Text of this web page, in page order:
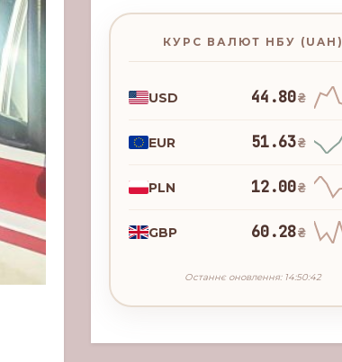
КУРС ВАЛЮТ НБУ (UAH)
USD 44.80₴
EUR 51.63₴
PLN 12.00₴
GBP 60.28₴
Останнє оновлення: 14:50:42